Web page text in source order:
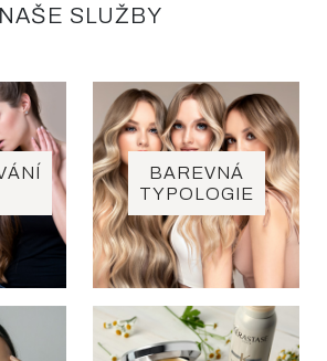
NAŠE SLUŽBY
BAREVNÁ
TYPOLOGIE